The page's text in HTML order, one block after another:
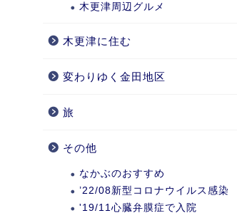
木更津周辺グルメ
木更津に住む
変わりゆく金田地区
旅
その他
なかぶのおすすめ
’22/08新型コロナウイルス感染
'19/11心臓弁膜症で入院